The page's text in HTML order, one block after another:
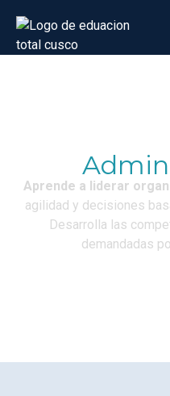
Aprende a liderar
agilidad y decisiones
Desarrolla las
demandadas